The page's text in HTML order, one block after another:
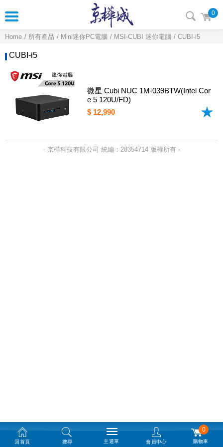
0
Home 所有產品 Mini迷你PC電腦 MSI-CUBI 迷你電腦 CUBI-i5
CUBI-i5
微星 Cubi NUC 1M-039BTW(Intel Cor
e 5 120U/FD)
$ 12,990
- 京樺科技有限公司 統編：28354714 版權所有 -
回首頁 搜尋 主選單 會員中心
0
購物車